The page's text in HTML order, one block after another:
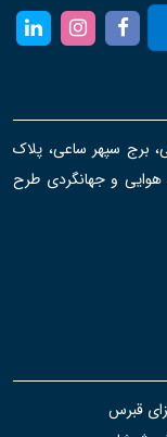
برج سپهر ساعی، پلاک
مسافرت هوایی و جهانگردی طرح
قبرس